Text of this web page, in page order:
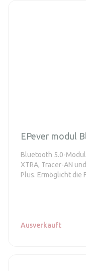
EPever modul
Bluetooth 5.0-
XTRA, Tracer-AN
Plus. Ermöglicht die
Ausverkauft